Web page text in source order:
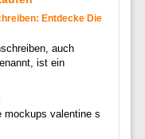
Entdecke Die
auch
ist ein
mockups valentine s